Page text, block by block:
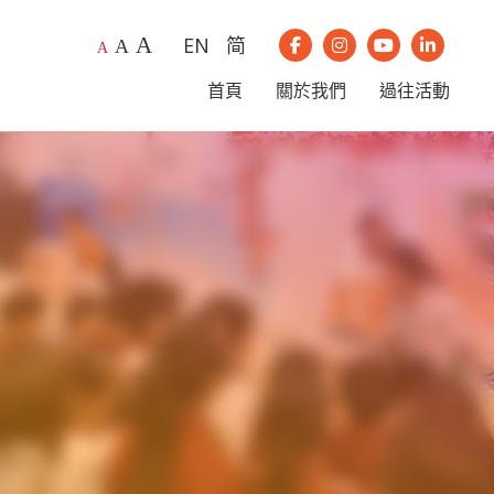
A A A EN 简 我們的Facebook
我們的Instagram
我們的我們的
首頁 關於我們 過往活動